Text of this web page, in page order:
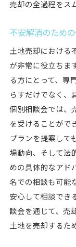
売却の全過程をス
不安解消のため
土地売却における
が非常に役立ちま
る方にとって、専
らすだけでなく、
個別相談会では、
を受けることがで
プランを提案して
場動向、そして法
めの具体的なアド
名での相談も可能
安心して相談でき
談会を通じて、売
土地を売却するた